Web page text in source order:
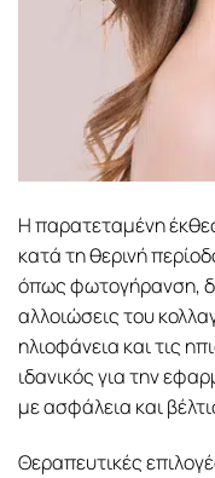
Η παρατεταμένη
κατά τη θερινή
όπως φωτογήρανση,
αλλοιώσεις του
ηλιοφάνεια και τις
ιδανικός για την
με ασφάλεια και
Θεραπευτικές